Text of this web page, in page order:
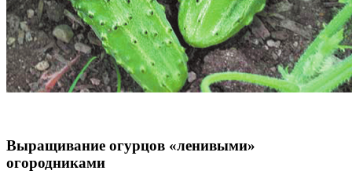
Выращивание огурцов «ленивыми»
огородниками